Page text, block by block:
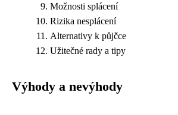
Možnosti splácení
Rizika nesplácení
Alternativy k půjčce
Užitečné rady a tipy
Výhody a nevýhody